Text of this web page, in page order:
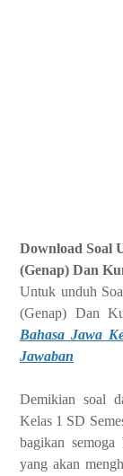
Download Soal
(Genap) Dan
Untuk unduh
(Genap) Dan
Bahasa Jawa
Jawaban
Demikian soal
Kelas 1 SD
bagikan
yang akan